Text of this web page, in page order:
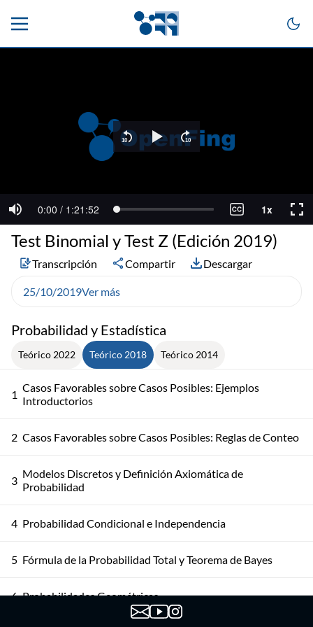
Probabilidad y Estadística
Teórico 2022 Teórico 2018 Teórico 2014
1 Casos Favorables sobre Casos Posibles: Ejemplos
Introductorios
2 Casos Favorables sobre Casos Posibles: Reglas de Conteo
3 Modelos Discretos y Definición Axiomática de
Probabilidad
4 Probabilidad Condicional e Independencia
5 Fórmula de la Probabilidad Total y Teorema de Bayes
6 Probabilidades Geométricas
Test Binomial y Test Z (Edición 2019)
Transcripción Compartir Descargar
25/10/2019Ver más